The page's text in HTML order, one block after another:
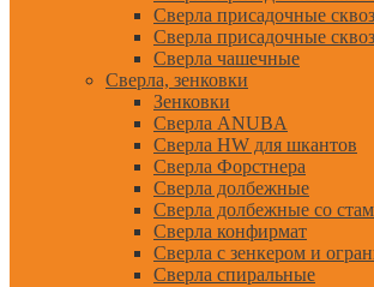
Сверла присадочные
Сверла присадочные
Сверла чашечные
Сверла, зенковки
Зенковки
Сверла ANUBA
Сверла HW для шкантов
Сверла Форстнера
Сверла долбежные
Сверла долбежные со
Сверла конфирмат
Сверла с зенкером и
Сверла спиральные